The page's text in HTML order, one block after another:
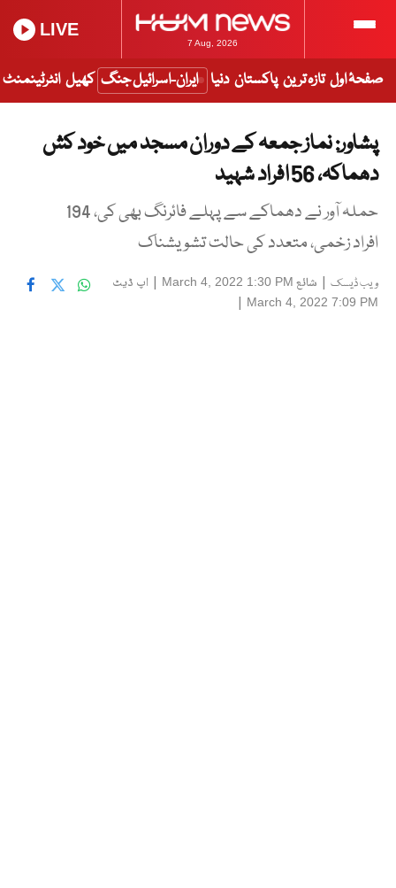
7 Aug, 2026
LIVE
صفحۂ اول تازہ ترین پاکستان دنیا ایران-اسرائیل جنگ کھیل انٹرٹینمنٹ
پشاور: نماز جمعہ کے دوران مسجد میں خود کش
دھماکہ، 56 افراد شہید
حملہ آور نے دھماکے سے پہلے فائرنگ بھی کی، 194
افراد زخمی، متعدد کی حالت تشویشناک
ویب ڈیسک | شائع March 4, 2022 1:30 PM
| اپ ڈیٹ
March 4, 2022 7:09 PM
|